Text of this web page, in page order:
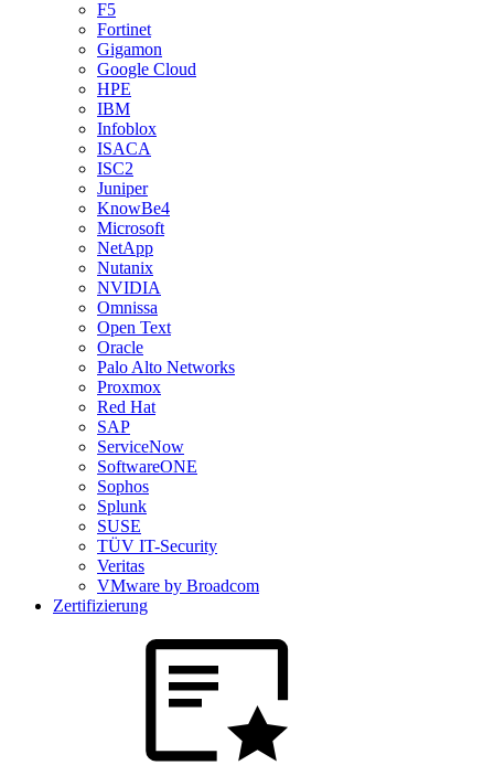
F5
Fortinet
Gigamon
Google Cloud
HPE
IBM
Infoblox
ISACA
ISC2
Juniper
KnowBe4
Microsoft
NetApp
Nutanix
NVIDIA
Omnissa
Open Text
Oracle
Palo Alto Networks
Proxmox
Red Hat
SAP
ServiceNow
SoftwareONE
Sophos
Splunk
SUSE
TÜV IT-Security
Veritas
VMware by Broadcom
Zertifizierung